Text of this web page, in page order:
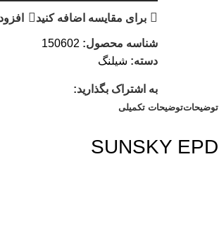
برای مقایسه اضافه کنید
شناسه محصول: 150602
دسته: شیلنگ
به اشتراک بگذارید:
توضیحاتتوضیحات تکمیلی